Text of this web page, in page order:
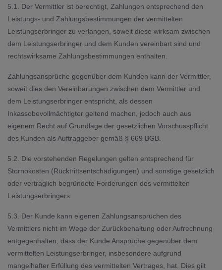
5.1. Der Vermittler ist berechtigt, Zahlungen entsprechend den
Leistungs- und Zahlungsbestimmungen der vermittelten
Leistungserbringer zu verlangen, soweit diese wirksam zwischen
dem Leistungserbringer und dem Kunden vereinbart sind und
rechtswirksame Zahlungsbestimmungen enthalten.
Zahlungsansprüche gegenüber dem Kunden kann der Vermittler,
soweit dies den Vereinbarungen zwischen dem Vermittler und
dem Leistungserbringer entspricht, als dessen
Inkassobevollmächtigter geltend machen, jedoch auch aus
eigenem Recht auf Grundlage der gesetzlichen Vorschusspflicht
des Kunden als Auftraggeber gemäß § 669 BGB.
5.2. Die vorstehenden Regelungen gelten entsprechend für
Stornokosten (Rücktrittsentschädigungen) und sonstige gesetzlich
oder vertraglich begründete Forderungen des vermittelten
Leistungserbringers.
5.3. Der Kunde kann eigenen Zahlungsansprüchen des
Vermittlers nicht im Wege der Zurückbehaltung oder Aufrechnung
entgegenhalten, dass der Kunde Ansprüche gegenüber dem
vermittelten Leistungserbringer, insbesondere aufgrund
mangelhafter Erfüllung des vermittelten Vertrages, hat. Dies gilt